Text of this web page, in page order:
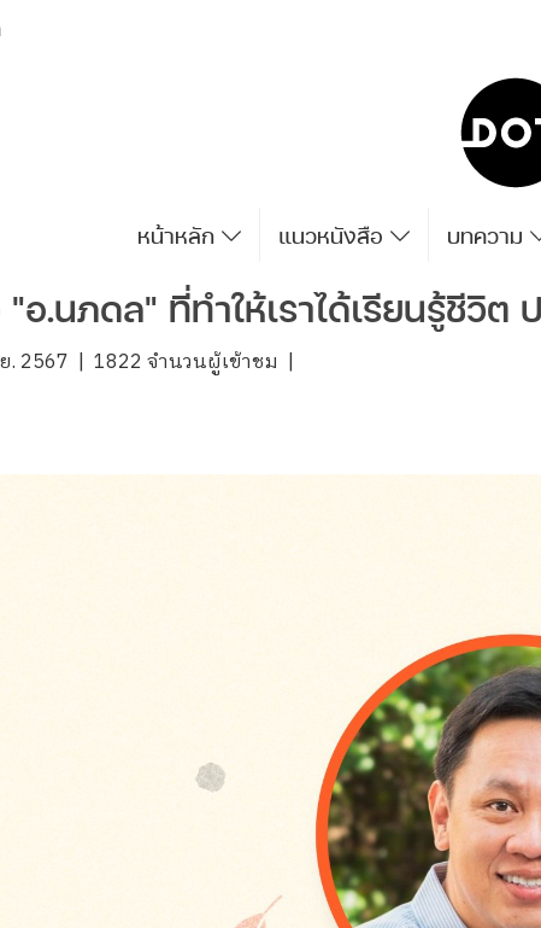
หน้าหลัก แนวหนังสือ บทความ
อ.นภดล" ที่ทำให้เราได้เรียนรู้ชีวิ
. 2567 | 1822 จำนวนผู้เข้าชม |